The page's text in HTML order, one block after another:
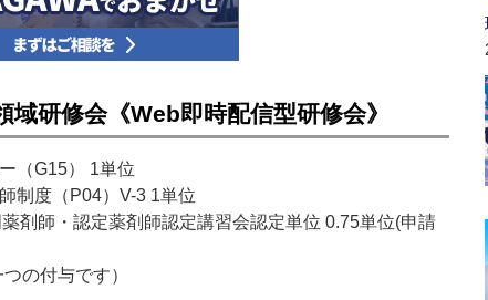
研修会《Web即時配信型研修会》
（G15） 1単位
制度（P04）V-3 1単位
剤師・認定薬剤師認定講習会認定単位 0.75単位(申請
の付与です）